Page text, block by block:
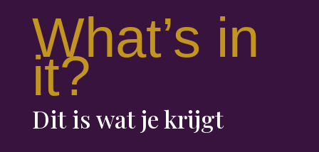
What’s in
it?
Dit is wat je krijgt